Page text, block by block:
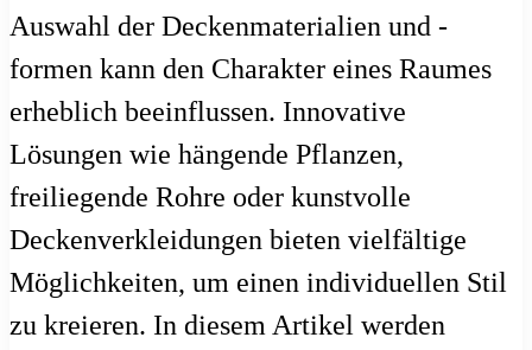
Auswahl der Deckenmaterialien und -
formen kann den Charakter eines Raumes
erheblich beeinflussen. Innovative
Lösungen wie hängende Pflanzen,
freiliegende Rohre oder kunstvolle
Deckenverkleidungen bieten vielfältige
Möglichkeiten, um einen individuellen Stil
zu kreieren. In diesem Artikel werden